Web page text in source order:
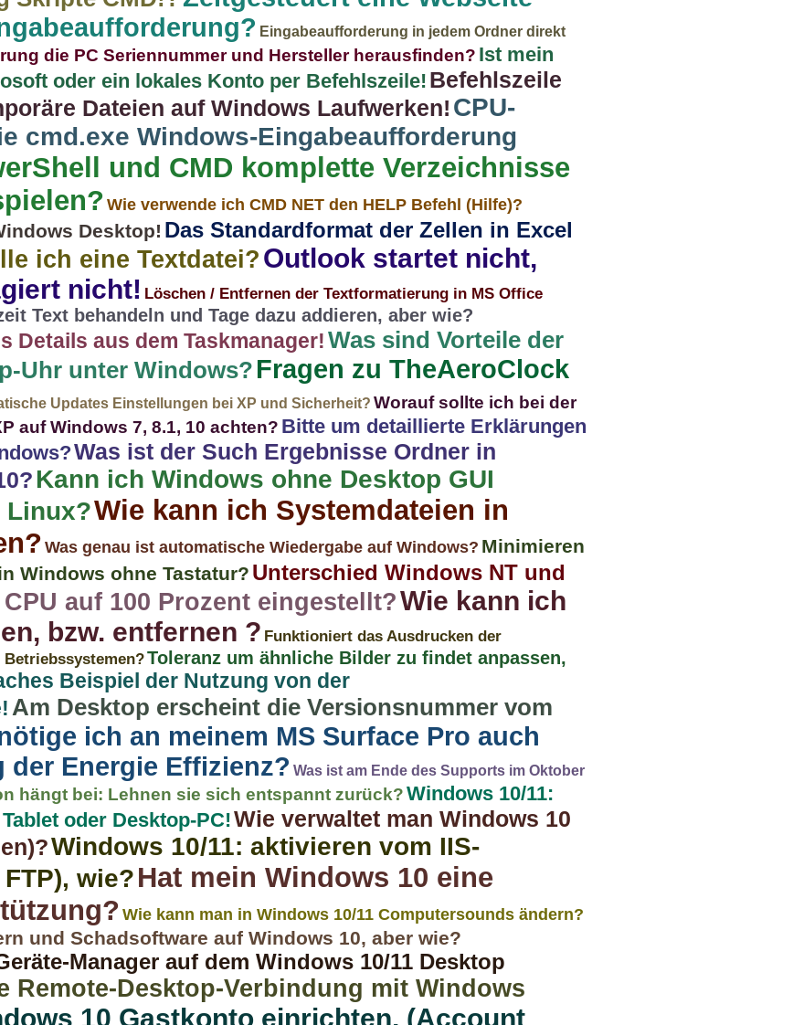
Eingabeaufforderung in jedem Ordner direkt
die PC Seriennummer und Hersteller herausfinden? Ist mein
oder ein lokales Konto per Befehlszeile! Befehlszeile
Dateien auf Windows Laufwerken! CPU-
cmd.exe Windows-Eingabeaufforderung
und CMD komplette Verzeichnisse
Wie verwende ich CMD NET den HELP Befehl (Hilfe)?
Desktop! Das Standardformat der Zellen in Excel
ich eine Textdatei? Outlook startet nicht,
nicht! Löschen / Entfernen der Textformatierung in MS Office
Text behandeln und Tage dazu addieren, aber wie?
Details aus dem Taskmanager!Was sind Vorteile der
Uhr unter Windows? Fragen zu TheAeroClock
Updates Einstellungen bei XP und Sicherheit? Worauf sollte ich bei der
auf Windows 7, 8.1, 10 achten? Bitte um detaillierte Erklärungen
Was ist der Such Ergebnisse Ordner in
Kann ich Windows ohne Desktop GUI
Linux?Wie kann ich Systemdateien in
Was genau ist automatische Wiedergabe auf Windows? Minimieren
Windows ohne Tastatur? Unterschied Windows NT und
auf 100 Prozent eingestellt?Wie kann ich
bzw. entfernen ? Funktioniert das Ausdrucken der
Toleranz um ähnliche Bilder zu findet anpassen,
Beispiel der Nutzung von der
Am Desktop erscheint die Versionsnummer vom
ich an meinem MS Surface Pro auch
der Energie Effizienz? Was ist am Ende des Supports im Oktober
hängt bei: Lehnen sie sich entspannt zurück?Windows 10/11:
oder Desktop-PC!Wie verwaltet man Windows 10
Windows 10/11: aktivieren vom IIS-
wie?Hat mein Windows 10 eine
Wie kann man in Windows 10/11 Computersounds ändern?
und Schadsoftware auf Windows 10, aber wie?
Manager auf dem Windows 10/11 Desktop
Remote-Desktop-Verbindung mit Windows
10 Gastkonto einrichten, (Account